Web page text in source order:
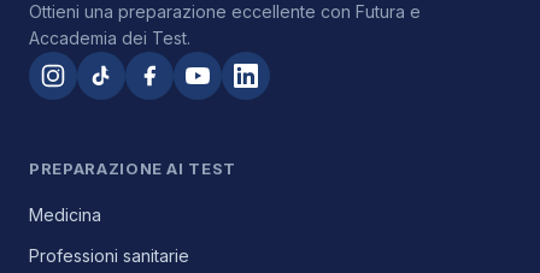
Ottieni una preparazione eccellente con Futura e
Accademia dei Test.
PREPARAZIONE AI TEST
Medicina
Professioni sanitarie